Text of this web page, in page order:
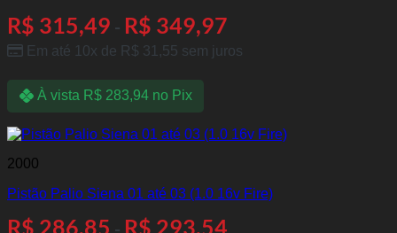
R$ 315,49 - R$ 349,97
Em até 10x de R$ 31,55 sem juros
À vista R$283,94 no Pix
2000
Pistão Palio Siena 01 até 03 (1.0 16v Fire)
R$ 286,85 - R$ 293,54